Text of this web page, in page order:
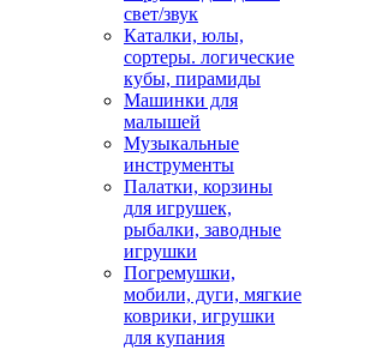
свет/звук
Каталки, юлы,
сортеры. логические
кубы, пирамиды
Машинки для
малышей
Музыкальные
инструменты
Палатки, корзины
для игрушек,
рыбалки, заводные
игрушки
Погремушки,
мобили, дуги, мягкие
коврики, игрушки
для купания